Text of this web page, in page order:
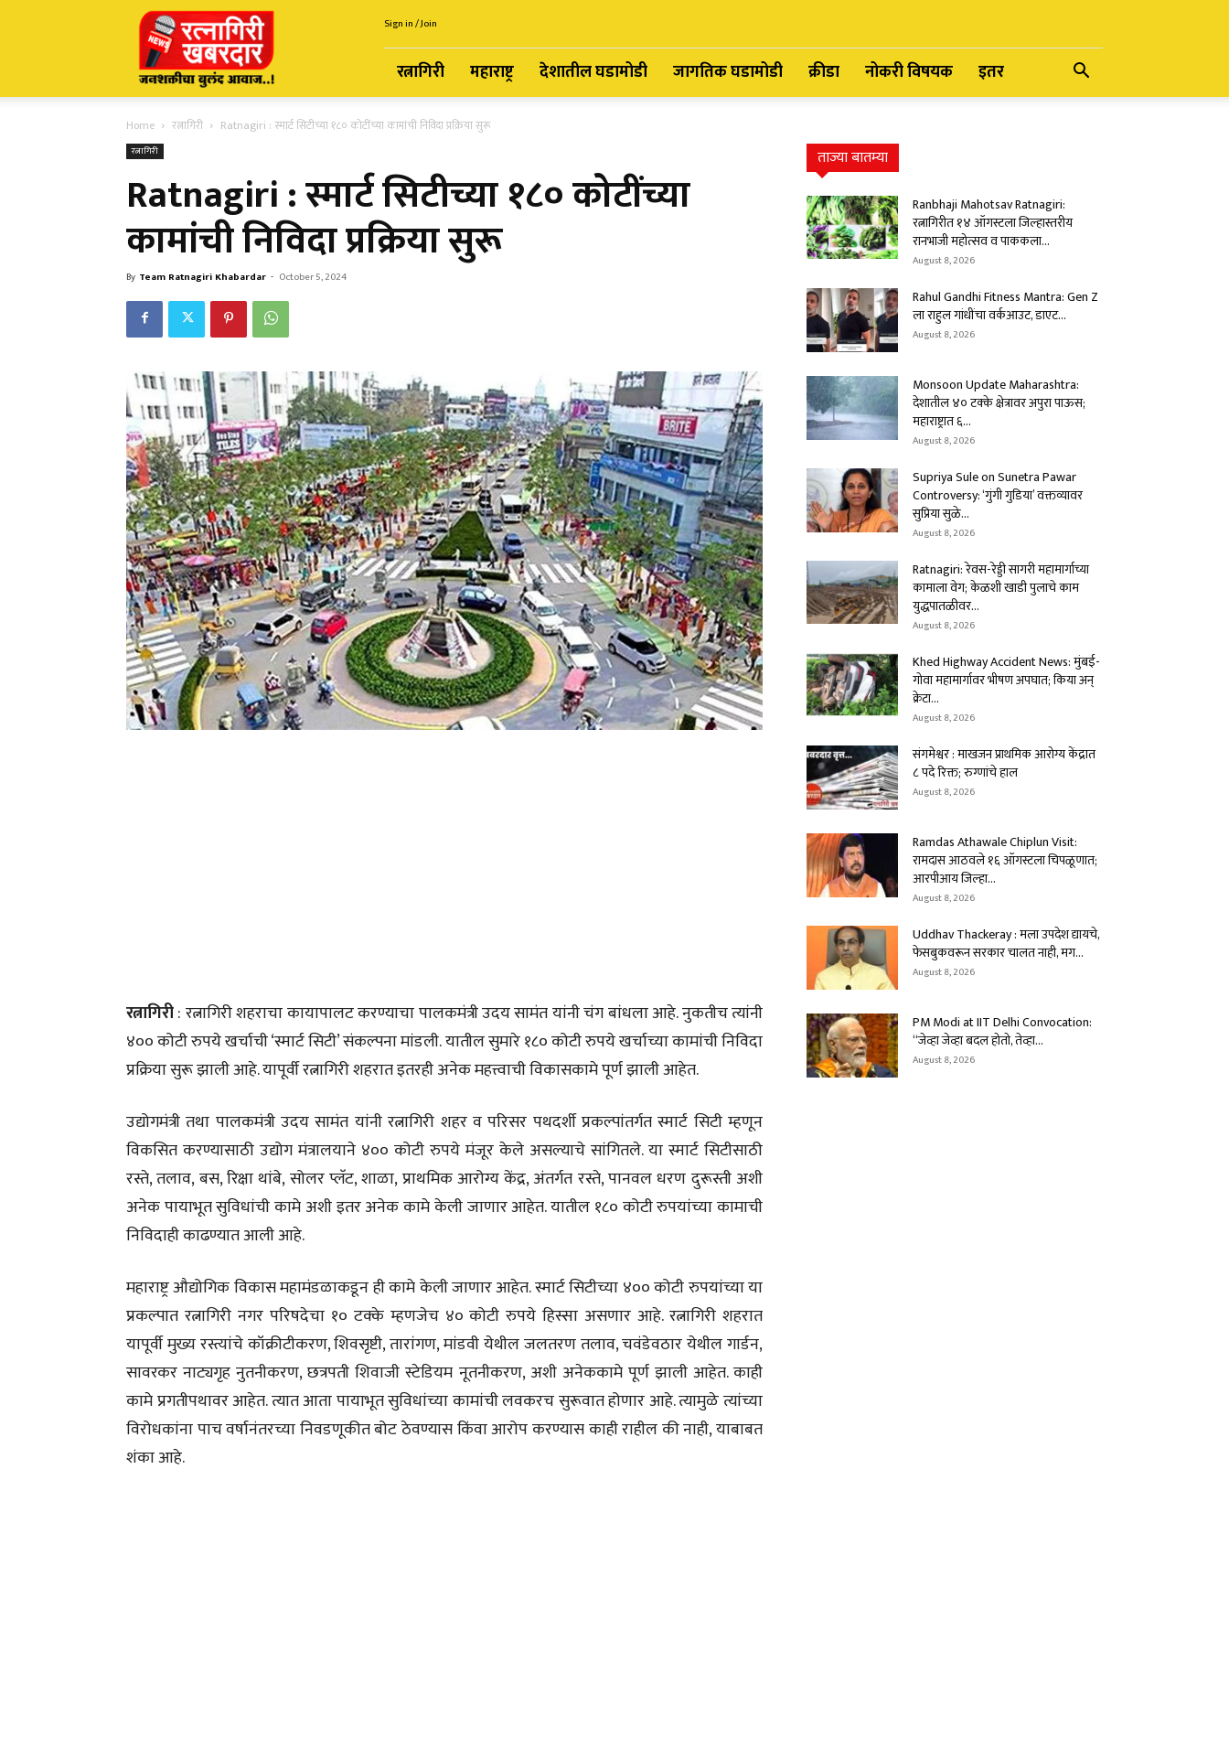
Ratnagiri
Khabardar
Sign in / Join
रत्नागिरी महाराष्ट्र देशातील घडामोडी जागतिक घडामोडी क्रीडा नोकरी विषयक इतर
Home रत्नागिरी Ratnagiri : स्मार्ट सिटीच्या १८० कोटींच्या कामांची निविदा प्रक्रिया सुरू
रत्नागिरी
Ratnagiri : स्मार्ट सिटीच्या १८० कोटींच्या
कामांची निविदा प्रक्रिया सुरू
By Team Ratnagiri Khabardar - October 5, 2024
रत्नागिरी: रत्नागिरी शहराचा कायापालट करण्याचा पालकमंत्री उदय सामंत यांनी चंग बांधला आहे. नुकतीच त्यांनी
४०० कोटी रुपये खर्चाची ‘स्मार्ट सिटी’ संकल्पना मांडली. यातील सुमारे १८० कोटी रुपये खर्चाच्या कामांची निविदा
प्रक्रिया सुरू झाली आहे. यापूर्वी रत्नागिरी शहरात इतरही अनेक महत्त्वाची विकासकामे पूर्ण झाली आहेत.
उद्योगमंत्री तथा पालकमंत्री उदय सामंत यांनी रत्नागिरी शहर व परिसर पथदर्शी प्रकल्पांतर्गत स्मार्ट सिटी म्हणून
विकसित करण्यासाठी उद्योग मंत्रालयाने ४०० कोटी रुपये मंजूर केले असल्याचे सांगितले. या स्मार्ट सिटीसाठी
रस्ते, तलाव, बस, रिक्षा थांबे, सोलर प्लॅट, शाळा, प्राथमिक आरोग्य केंद्र, अंतर्गत रस्ते, पानवल धरण दुरूस्ती अशी
अनेक पायाभूत सुविधांची कामे अशी इतर अनेक कामे केली जाणार आहेत. यातील १८० कोटी रुपयांच्या कामाची
निविदाही काढण्यात आली आहे.
महाराष्ट्र औद्योगिक विकास महामंडळाकडून ही कामे केली जाणार आहेत. स्मार्ट सिटीच्या ४०० कोटी रुपयांच्या या
प्रकल्पात रत्नागिरी नगर परिषदेचा १० टक्के म्हणजेच ४० कोटी रुपये हिस्सा असणार आहे. रत्नागिरी शहरात
यापूर्वी मुख्य रस्त्यांचे कॉक्रीटीकरण, शिवसृष्टी, तारांगण, मांडवी येथील जलतरण तलाव, चवंडेवठार येथील गार्डन,
सावरकर नाट्यगृह नुतनीकरण, छत्रपती शिवाजी स्टेडियम नूतनीकरण, अशी अनेककामे पूर्ण झाली आहेत. काही
कामे प्रगतीपथावर आहेत. त्यात आता पायाभूत सुविधांच्या कामांची लवकरच सुरूवात होणार आहे. त्यामुळे त्यांच्या
विरोधकांना पाच वर्षानंतरच्या निवडणूकीत बोट ठेवण्यास किंवा आरोप करण्यास काही राहील की नाही, याबाबत
शंका आहे.
ताज्या बातम्या
Ranbhaji Mahotsav Ratnagiri:
रत्नागिरीत १४ ऑगस्टला जिल्हास्तरीय
रानभाजी महोत्सव व पाककला...
August 8, 2026
Rahul Gandhi Fitness Mantra: Gen Z
ला राहुल गांधींचा वर्कआउट, डाएट...
August 8, 2026
Monsoon Update Maharashtra:
देशातील ४० टक्के क्षेत्रावर अपुरा पाऊस;
महाराष्ट्रात ६...
August 8, 2026
Supriya Sule on Sunetra Pawar
Controversy: ‘गुंगी गुडिया’ वक्तव्यावर
सुप्रिया सुळे...
August 8, 2026
Ratnagiri: रेवस-रेड्डी सागरी महामार्गाच्या
कामाला वेग; केळशी खाडी पुलाचे काम
युद्धपातळीवर...
August 8, 2026
Khed Highway Accident News: मुंबई-
गोवा महामार्गावर भीषण अपघात; किया अन्
क्रेटा...
August 8, 2026
संगमेश्वर : माखजन प्राथमिक आरोग्य केंद्रात
८ पदे रिक्त; रुग्णांचे हाल
August 8, 2026
Ramdas Athawale Chiplun Visit:
रामदास आठवले १६ ऑगस्टला चिपळूणात;
आरपीआय जिल्हा...
August 8, 2026
Uddhav Thackeray : मला उपदेश द्यायचे,
फेसबुकवरून सरकार चालत नाही, मग...
August 8, 2026
PM Modi at IIT Delhi Convocation:
“जेव्हा जेव्हा बदल होतो, तेव्हा...
August 8, 2026